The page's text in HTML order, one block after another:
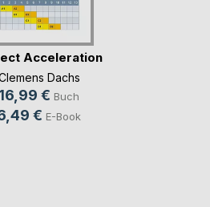
Acceleration
Dachs
16,99 € Buch
€ E-Book